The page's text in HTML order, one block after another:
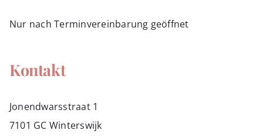
Nur nach Terminvereinbarung geöffnet
Kontakt
Jonendwarsstraat 1
7101 GC Winterswijk